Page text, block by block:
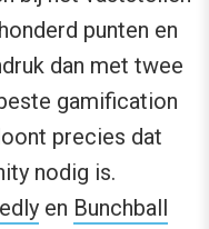
punten en
dan met twee
gamification
precies dat
nodig is.
en Bunchball